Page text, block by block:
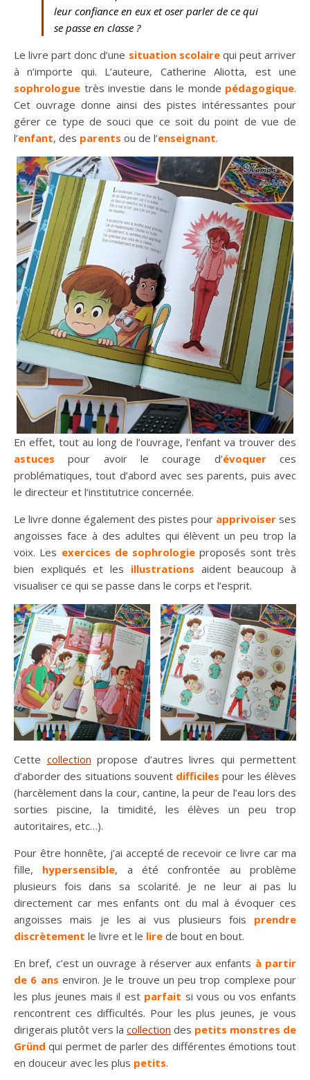
leur confiance en eux et oser parler de ce qui
se passe en classe ?
Le livre part donc d’une situation scolaire qui peut arriver
à n’importe qui. L’auteure, Catherine Aliotta, est une
sophrologue très investie dans le monde pédagogique.
Cet ouvrage donne ainsi des pistes intéressantes pour
gérer ce type de souci que ce soit du point de vue de
l’enfant, des parents ou de l’enseignant.
En effet, tout au long de l’ouvrage, l’enfant va trouver des
astuces
pour avoir le courage d’évoquer
ces
problématiques, tout d’abord avec ses parents, puis avec
le directeur et l’institutrice concernée.
Le livre donne également des pistes pour apprivoiser ses
angoisses face à des adultes qui élèvent un peu trop la
voix. Les exercices de sophrologie proposés sont très
bien expliqués et les illustrations aident beaucoup à
visualiser ce qui se passe dans le corps et l’esprit.
Cette collection propose d’autres livres qui permettent
d’aborder des situations souvent difficiles pour les élèves
(harcèlement dans la cour, cantine, la peur de l’eau lors des
sorties piscine, la timidité, les élèves un peu trop
autoritaires, etc…).
Pour être honnête, j’ai accepté de recevoir ce livre car ma
fille, hypersensible, a été confrontée au problème
plusieurs fois dans sa scolarité. Je ne leur ai pas lu
directement car mes enfants ont du mal à évoquer ces
angoisses mais je les ai vus plusieurs fois prendre
discrètement le livre et le lire de bout en bout.
En bref, c’est un ouvrage à réserver aux enfants à partir
de 6 ans environ. Je le trouve un peu trop complexe pour
les plus jeunes mais il est parfait si vous ou vos enfants
rencontrent ces difficultés. Pour les plus jeunes, je vous
dirigerais plutôt vers la collection des petits monstres de
Gründ qui permet de parler des différentes émotions tout
en douceur avec les plus petits.